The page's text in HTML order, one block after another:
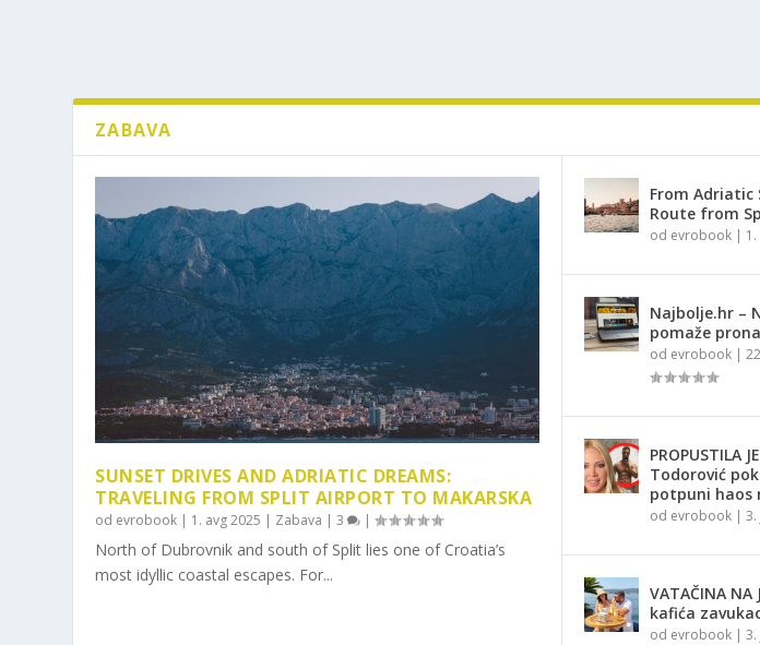
ZABAVA
SUNSET DRIVES AND ADRIATIC DREAMS:
TRAVELING FROM SPLIT AIRPORT TO MAKARSKA
od evrobook | 1. avg 2025 | Zabava |3 |
North of Dubrovnik and south of Split lies one of Croatia’s
most idyllic coastal escapes. For...
From Adriatic
Route from
od evrobook|
Najbolje.hr –
pomaže
od evrobook|
PROPUSTILA
Todorović
potpuni haos
od evrobook| 3.
VATAČINA
kafića
od evrobook| 3.